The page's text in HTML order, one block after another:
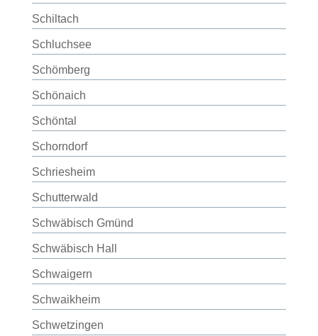
Schiltach
Schluchsee
Schömberg
Schönaich
Schöntal
Schorndorf
Schriesheim
Schutterwald
Schwäbisch Gmünd
Schwäbisch Hall
Schwaigern
Schwaikheim
Schwetzingen